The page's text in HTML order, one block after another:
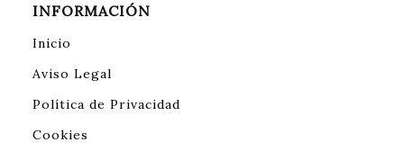
INFORMACIÓN
Inicio
Aviso Legal
Política de Privacidad
Cookies